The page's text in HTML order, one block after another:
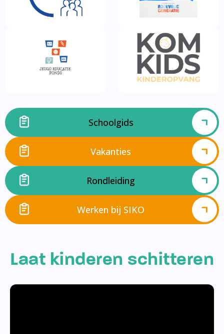
Schoolgids
Vakanties
Rondleiding
Werken bij SIKO
Laat kinderen schitteren